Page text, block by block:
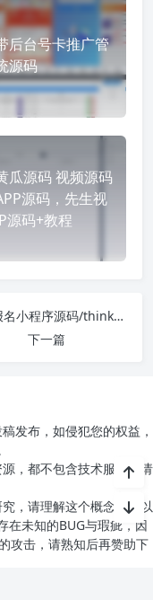
后台号卡推广管
源码
瓜源码 视频源码
源码，先生视
源码+教程
活动报名小程序源码/thinkphp后台管理报名小程序源码
下一篇
发布，如侵犯您的权益，
，都不包含技术服务，请
，请理解这个概念，所以
在未知的BUG与瑕疵，因
攻击，请熟知后再赞助下